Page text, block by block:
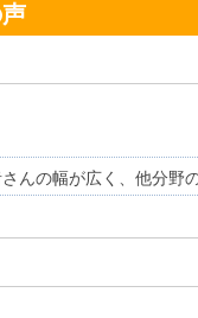
んの幅が広く、他分野